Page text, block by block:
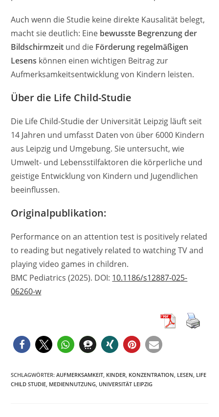
Auch wenn die Studie keine direkte Kausalität belegt,
macht sie deutlich: Eine bewusste Begrenzung der
Bildschirmzeit und die Förderung regelmäßigen
Lesens können einen wichtigen Beitrag zur
Aufmerksamkeitsentwicklung von Kindern leisten.
Über die Life Child-Studie
Die Life Child-Studie der Universität Leipzig läuft seit
14 Jahren und umfasst Daten von über 6000 Kindern
aus Leipzig und Umgebung. Sie untersucht, wie
Umwelt- und Lebensstilfaktoren die körperliche und
geistige Entwicklung von Kindern und Jugendlichen
beeinflussen.
Originalpublikation:
Performance on an attention test is positively related
to reading but negatively related to watching TV and
playing video games in children.
BMC Pediatrics (2025). DOI: 10.1186/s12887-025-
06260-w
SCHLAGWÖRTER:AUFMERKSAMKEIT KINDER KONZENTRATION LESEN LIFE
CHILD STUDIE MEDIENNUTZUNG UNIVERSITÄT LEIPZIG